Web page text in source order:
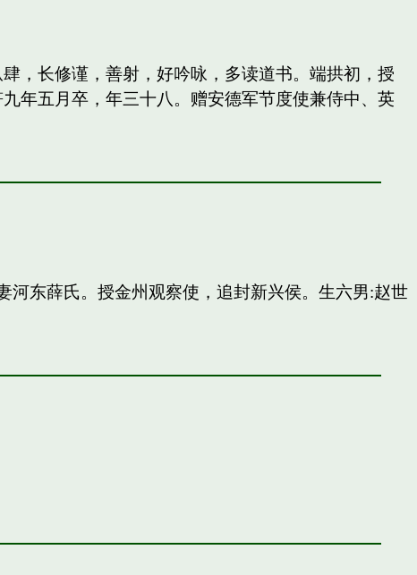
，长修谨，善射，好吟咏，多读道书。端拱初，授
年五月卒，年三十八。赠安德军节度使兼侍中、英
东薛氏。授金州观察使，追封新兴侯。生六男:赵世